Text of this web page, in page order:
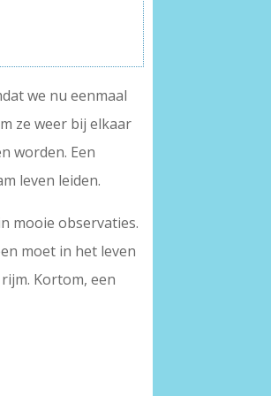
we nu eenmaal
ze weer bij elkaar
worden. Een
leven leiden.
mooie observaties.
moet in het leven
Kortom, een